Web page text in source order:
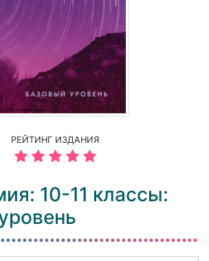
РЕЙТИНГ ИЗДАНИЯ
10-11 классы: